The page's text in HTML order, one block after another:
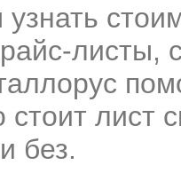
листы,
стоит
без.